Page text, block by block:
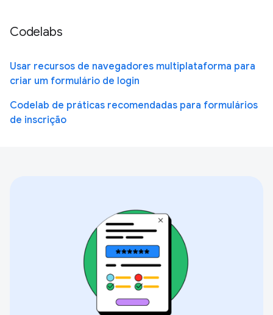
Codelabs
Usar recursos de navegadores multiplataforma para
criar um formulário de login
Codelab de práticas recomendadas para formulários
de inscrição